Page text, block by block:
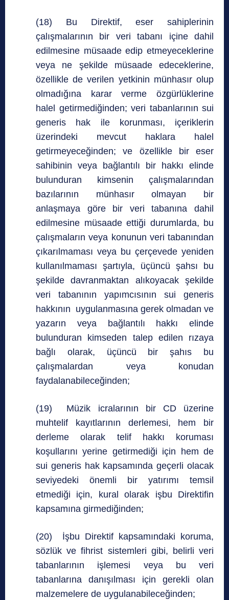
(18) Bu Direktif, eser sahiplerinin
çalışmalarının bir veri tabanı içine dahil
edilmesine müsaade edip etmeyeceklerine
veya ne şekilde müsaade edeceklerine,
özellikle de verilen yetkinin münhasır olup
olmadığına karar verme özgürlüklerine
halel getirmediğinden; veri tabanlarının sui
generis hak ile korunması, içeriklerin
üzerindeki mevcut haklara halel
getirmeyeceğinden; ve özellikle bir eser
sahibinin veya bağlantılı bir hakkı elinde
bulunduran kimsenin çalışmalarından
bazılarının münhasır olmayan bir
anlaşmaya göre bir veri tabanına dahil
edilmesine müsaade ettiği durumlarda, bu
çalışmaların veya konunun veri tabanından
çıkarılmaması veya bu çerçevede yeniden
kullanılmaması şartıyla, üçüncü şahsı bu
şekilde davranmaktan alıkoyacak şekilde
veri tabanının yapımcısının sui generis
hakkının uygulanmasına gerek olmadan ve
yazarın veya bağlantılı hakkı elinde
bulunduran kimseden talep edilen rızaya
bağlı olarak, üçüncü bir şahıs bu
çalışmalardan veya konudan
faydalanabileceğinden;
(19) Müzik icralarının bir CD üzerine
muhtelif kayıtlarının derlemesi, hem bir
derleme olarak telif hakkı koruması
koşullarını yerine getirmediği için hem de
sui generis hak kapsamında geçerli olacak
seviyedeki önemli bir yatırımı temsil
etmediği için, kural olarak işbu Direktifin
kapsamına girmediğinden;
(20) İşbu Direktif kapsamındaki koruma,
sözlük ve fihrist sistemleri gibi, belirli veri
tabanlarının işlemesi veya bu veri
tabanlarına danışılması için gerekli olan
malzemelere de uygulanabileceğinden;